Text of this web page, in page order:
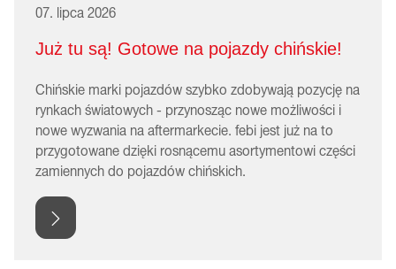
07. lipca 2026
Już tu są! Gotowe na pojazdy chińskie!
Chińskie marki pojazdów szybko zdobywają pozycję na
rynkach światowych - przynosząc nowe możliwości i
nowe wyzwania na aftermarkecie. febi jest już na to
przygotowane dzięki rosnącemu asortymentowi części
zamiennych do pojazdów chińskich.